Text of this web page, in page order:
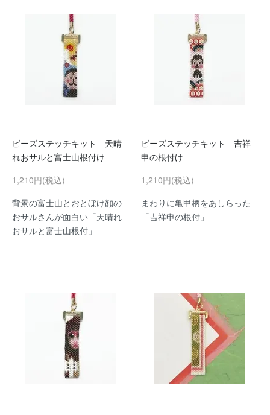
ビーズステッチキット 天晴
れおサルと富士山根付け
1,210円(税込)
背景の富士山とおとぼけ顔の
おサルさんが面白い「天晴れ
おサルと富士山根付」
ビーズステッチキット 吉祥
申の根付け
1,210円(税込)
まわりに亀甲柄をあしらった
「吉祥申の根付」